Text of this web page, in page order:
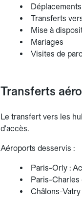
Transferts
Mise à
Mariages
Visites de
Transferts
Le transfert vers les
d'accès.
Aéroports desservis :
Paris-Orly :
Paris-Charles
Châlons-